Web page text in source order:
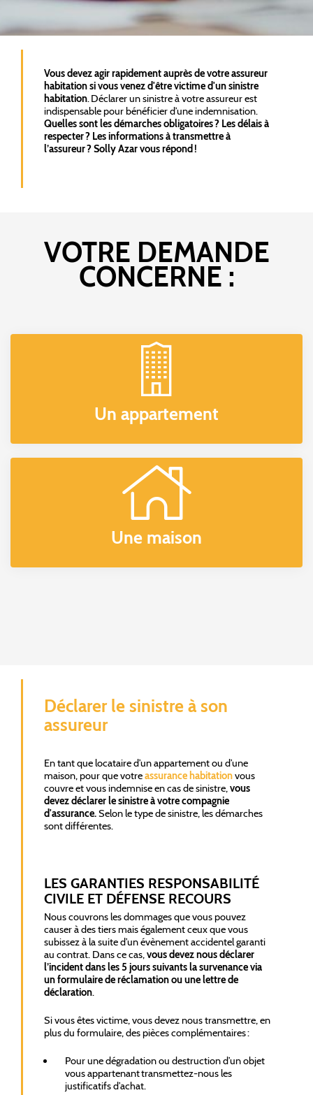
Vous devez agir rapidement auprès de votre assureur
habitation si vous venez d'être victime d'un sinistre
habitation. Déclarer un sinistre à votre assureur est
indispensable pour bénéficier d’une indemnisation.
Quelles sont les démarches obligatoires ? Les délais à
respecter ? Les informations à transmettre à
l’assureur ? Solly Azar vous répond !
VOTRE DEMANDE
CONCERNE :
Un appartement
Une maison
Déclarer le sinistre à son
assureur
En tant que locataire d’un appartement ou d’une
maison, pour que votreassurance habitationvous
couvre et vous indemnise en cas de sinistre,vous
devez déclarer le sinistre à votre compagnie
d'assurance.Selon le type de sinistre, les démarches
sont différentes.
LES GARANTIES RESPONSABILITÉ
CIVILE ET DÉFENSE RECOURS
Nous couvrons les dommages que vous pouvez
causer à des tiers mais également ceux que vous
subissez à la suite d’un évènement accidentel garanti
au contrat. Dans ce cas,vous devez nous déclarer
l’incident dans les 5 jours suivants la survenance via
un formulaire de réclamation ou une lettre de
déclaration.
Si vous êtes victime, vous devez nous transmettre, en
plus du formulaire, des pièces complémentaires :
Pour une dégradation ou destruction d’un objet
vous appartenant transmettez-nous les
justificatifs d’achat.